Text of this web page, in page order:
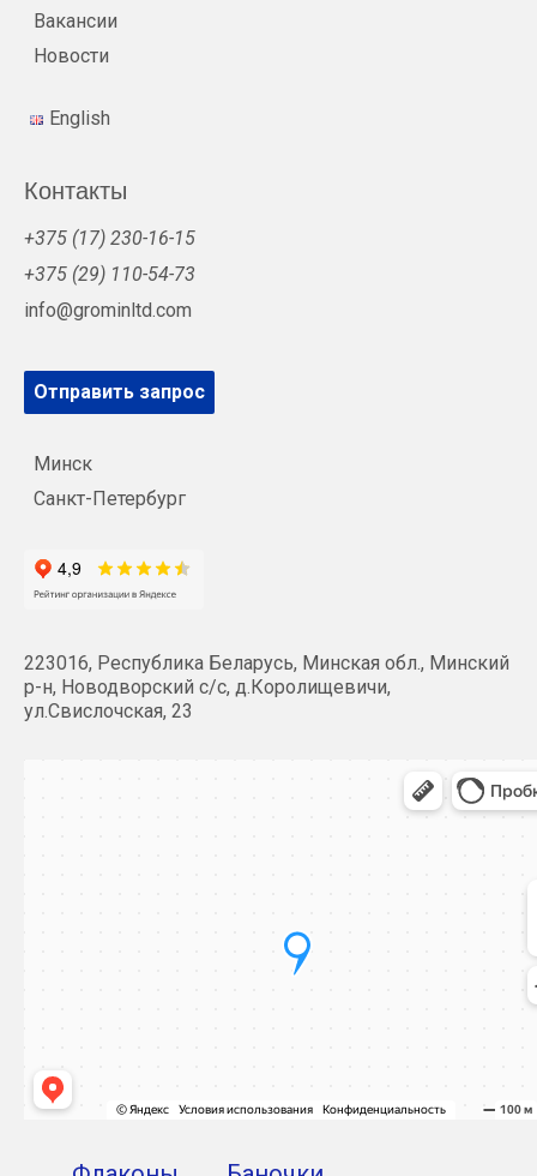
Вакансии
Новости
English
Контакты
+375 (17) 230-16-15
+375 (29) 110-54-73
info@grominltd.com
Отправить запрос
Минск
Санкт-Петербург
223016, Республика Беларусь, Минская обл., Минский
р-н, Новодворский с/с, д.Королищевичи,
ул.Свислочская, 23